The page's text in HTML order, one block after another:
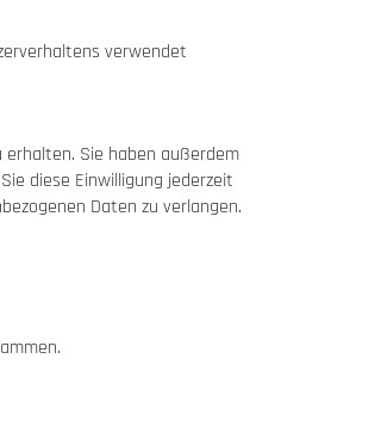
verwendet
Sie haben außerdem
diese Einwilligung jederzeit
Daten zu verlangen.